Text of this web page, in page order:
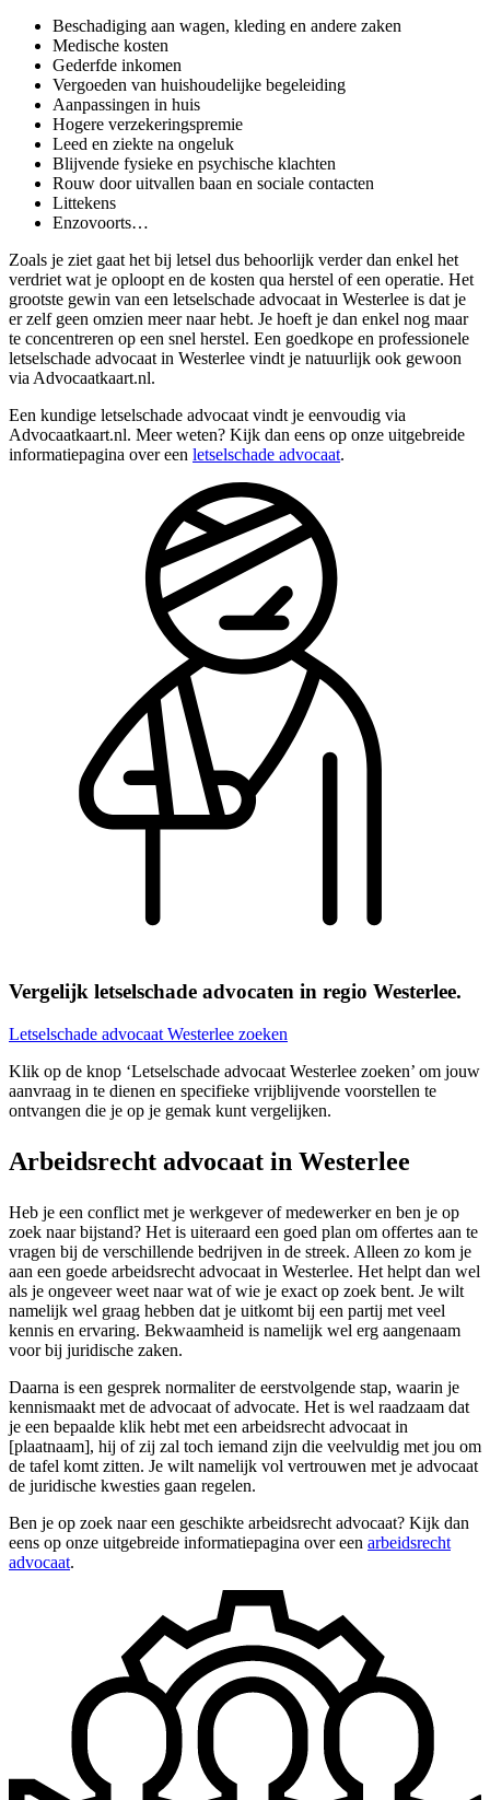
Beschadiging aan wagen, kleding en andere zaken
Medische kosten
Gederfde inkomen
Vergoeden van huishoudelijke begeleiding
Aanpassingen in huis
Hogere verzekeringspremie
Leed en ziekte na ongeluk
Blijvende fysieke en psychische klachten
Rouw door uitvallen baan en sociale contacten
Littekens
Enzovoorts…
Zoals je ziet gaat het bij letsel dus behoorlijk verder dan enkel het
verdriet wat je oploopt en de kosten qua herstel of een operatie. Het
grootste gewin van een letselschade advocaat in Westerlee is dat je
er zelf geen omzien meer naar hebt. Je hoeft je dan enkel nog maar
te concentreren op een snel herstel. Een goedkope en professionele
letselschade advocaat in Westerlee vindt je natuurlijk ook gewoon
via Advocaatkaart.nl.
Een kundige letselschade advocaat vindt je eenvoudig via
Advocaatkaart.nl. Meer weten? Kijk dan eens op onze uitgebreide
informatiepagina over een letselschade advocaat.
Vergelijk letselschade advocaten in regio Westerlee.
Letselschade advocaat Westerlee zoeken
Klik op de knop ‘Letselschade advocaat Westerlee zoeken’ om jouw
aanvraag in te dienen en specifieke vrijblijvende voorstellen te
ontvangen die je op je gemak kunt vergelijken.
Arbeidsrecht advocaat in Westerlee
Heb je een conflict met je werkgever of medewerker en ben je op
zoek naar bijstand? Het is uiteraard een goed plan om offertes aan te
vragen bij de verschillende bedrijven in de streek. Alleen zo kom je
aan een goede arbeidsrecht advocaat in Westerlee. Het helpt dan wel
als je ongeveer weet naar wat of wie je exact op zoek bent. Je wilt
namelijk wel graag hebben dat je uitkomt bij een partij met veel
kennis en ervaring. Bekwaamheid is namelijk wel erg aangenaam
voor bij juridische zaken.
Daarna is een gesprek normaliter de eerstvolgende stap, waarin je
kennismaakt met de advocaat of advocate. Het is wel raadzaam dat
je een bepaalde klik hebt met een arbeidsrecht advocaat in
[plaatnaam], hij of zij zal toch iemand zijn die veelvuldig met jou om
de tafel komt zitten. Je wilt namelijk vol vertrouwen met je advocaat
de juridische kwesties gaan regelen.
Ben je op zoek naar een geschikte arbeidsrecht advocaat? Kijk dan
eens op onze uitgebreide informatiepagina over een arbeidsrecht
advocaat.